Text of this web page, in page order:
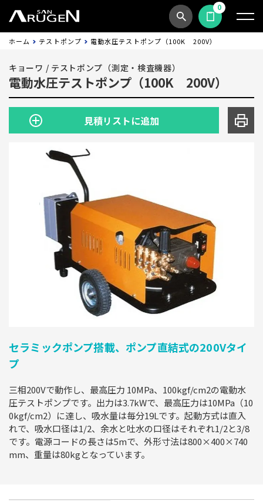
商品検索見積依頼する
0
ホーム テストポンプ 電動水圧テストポンプ（100K 200V）
キョーワ / テストポンプ（測定・検査機器）
電動水圧テストポンプ（100K 200V）
見積リストに追加
セラミックポンプ搭載、ポンプ直結式の200Vタイ
プ
三相200Vで動作し、最高圧力 10MPa、100kgf/cm2の電動水
圧テストポンプです。出力は3.7kWで、最高圧力は10MPa（10
0kgf/cm2）に達し、吸水量は毎分19Lです。起動方式は直入
れで、吸水口径は1/2、余水と吐水の口径はそれぞれ1/2と3/8
です。電源コードの長さは5mで、外形寸法は800×400×740
mm、重量は80kgとなっています。